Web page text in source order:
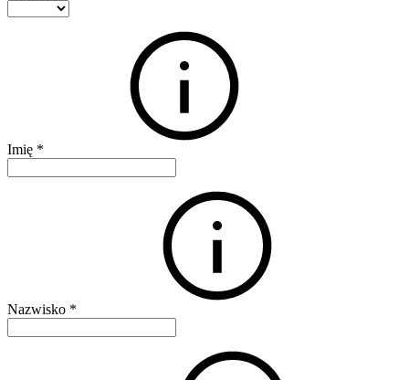
Imię *
Nazwisko *